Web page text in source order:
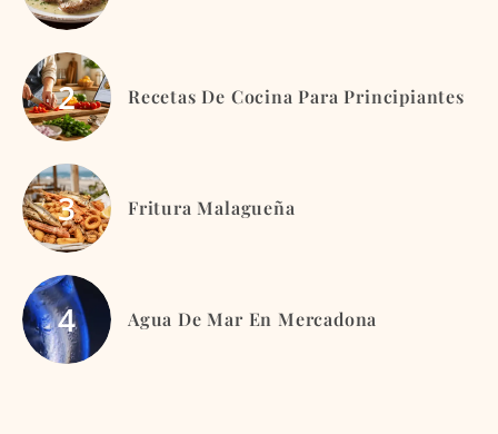
Recetas De Cocina Para Principiantes
Fritura Malagueña
Agua De Mar En Mercadona